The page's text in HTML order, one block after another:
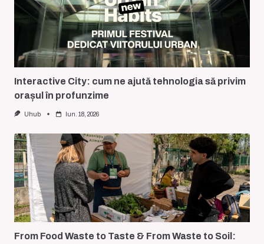
Interactive City: cum ne ajută tehnologia să privim
orașul în profunzime
Uhub Iun. 18, 2026
From Food Waste to Taste & From Waste to Soil: